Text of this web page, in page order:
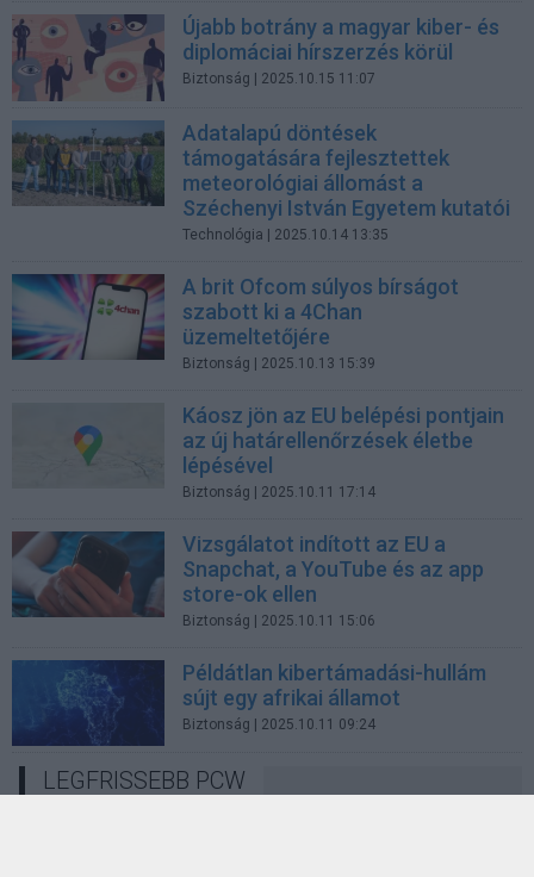
Újabb botrány a magyar kiber- és
diplomáciai hírszerzés körül
Biztonság | 2025.10.15 11:07
Adatalapú döntések
támogatására fejlesztettek
meteorológiai állomást a
Széchenyi István Egyetem kutatói
Technológia | 2025.10.14 13:35
A brit Ofcom súlyos bírságot
szabott ki a 4Chan
üzemeltetőjére
Biztonság | 2025.10.13 15:39
Káosz jön az EU belépési pontjain
az új határellenőrzések életbe
lépésével
Biztonság | 2025.10.11 17:14
Vizsgálatot indított az EU a
Snapchat, a YouTube és az app
store-ok ellen
Biztonság | 2025.10.11 15:06
Példátlan kibertámadási-hullám
sújt egy afrikai államot
Biztonság | 2025.10.11 09:24
LEGFRISSEBB PCW